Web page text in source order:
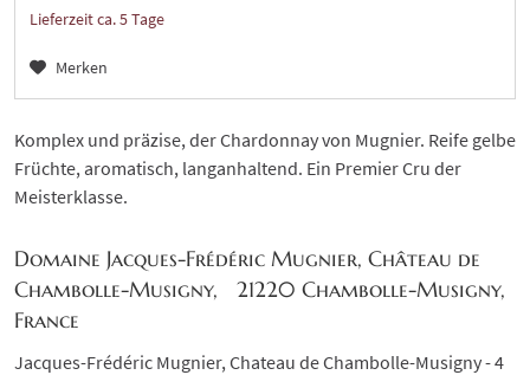
Lieferzeit ca. 5 Tage
Merken
Komplex und präzise, der Chardonnay von Mugnier. Reife gelbe
Früchte, aromatisch, langanhaltend. Ein Premier Cru der
Meisterklasse.
Domaine Jacques-Frédéric Mugnier, Château de
Chambolle-Musigny, 21220 Chambolle-Musigny,
France
Jacques-Frédéric Mugnier, Chateau de Chambolle-Musigny - 4